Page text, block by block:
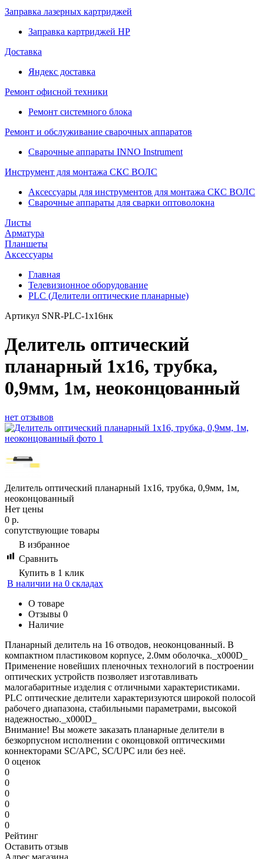
Заправка лазерных картриджей
Заправка картриджей HP
Доставка
Яндекс доставка
Ремонт офисной техники
Ремонт системного блока
Ремонт и обслуживание сварочных аппаратов
Сварочные аппараты INNO Instrument
Инструмент для монтажа СКС ВОЛС
Аксессуары для инструментов для монтажа СКС ВОЛС
Сварочные аппараты для сварки оптоволокна
Листы
Арматура
Планшеты
Аксессуары
Главная
Телевизионное оборудование
PLC (Делители оптические планарные)
Артикул SNR-PLC-1x16нк
Делитель оптический
планарный 1x16, трубка,
0,9мм, 1м, неоконцованный
нет отзывов
Делитель оптический планарный 1x16, трубка, 0,9мм, 1м,
неоконцованный
Нет цены
0 р.
сопутствующие товары
В избранное
Сравнить
Купить в 1 клик
В наличии на 0 складах
О товаре
Отзывы 0
Наличие
Планарный делитель на 16 отводов, неоконцованный. В
компактном пластиковом корпусе, 2.0мм оболочка._x000D_
Применение новейших пленочных технологий в построении
оптических устройств позволяет изготавливать
малогабаритные изделия с отличными характеристиками.
PLC оптические делители характеризуются широкой полосой
рабочего диапазона, стабильными параметрами, высокой
надежностью._x000D_
Внимание! Вы можете заказать планарные делители в
безкорпусном исполнении с оконцовкой оптическими
коннекторами SC/APC, SC/UPC или без неё.
0 оценок
0
0
0
0
0
0
Рейтинг
Оставить отзыв
Адрес магазина